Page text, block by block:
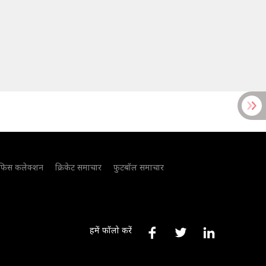
कलेक्शन क्रिकेट समाचार फुटबॉल समाचार
हमें फॉलो करें